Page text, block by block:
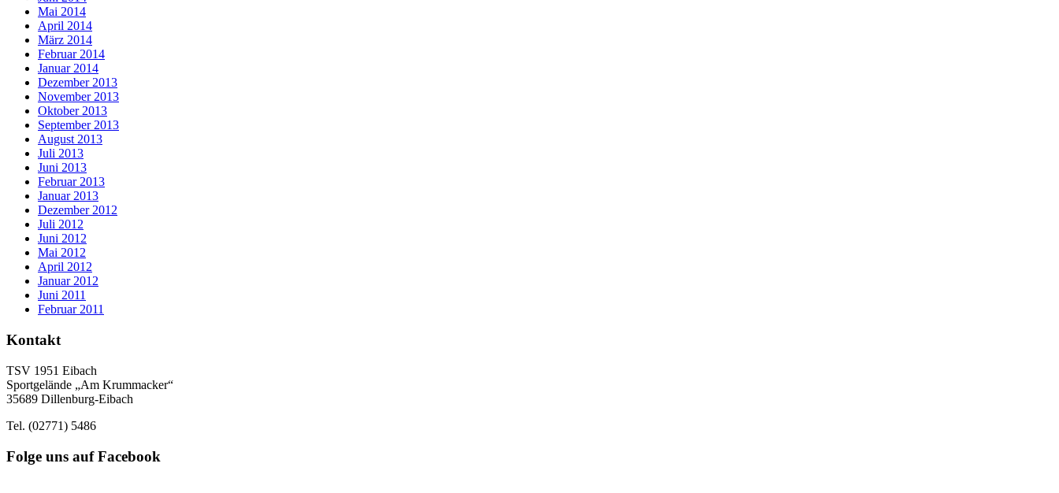
Mai 2014
April 2014
März 2014
Februar 2014
Januar 2014
Dezember 2013
November 2013
Oktober 2013
September 2013
August 2013
Juli 2013
Juni 2013
Februar 2013
Januar 2013
Dezember 2012
Juli 2012
Juni 2012
Mai 2012
April 2012
Januar 2012
Juni 2011
Februar 2011
Kontakt
TSV 1951 Eibach
Sportgelände „Am Krummacker“
35689 Dillenburg-Eibach
Tel. (02771) 5486
Folge uns auf Facebook